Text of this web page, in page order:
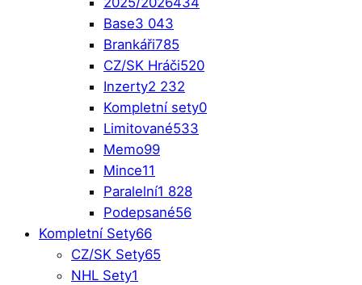
Base3 043
Brankáři785
CZ/SK Hráči520
Inzerty2 232
Kompletní sety0
Limitované533
Memo99
Mince11
Paralelní1 828
Podepsané56
Kompletní Sety66
CZ/SK Sety65
NHL Sety1